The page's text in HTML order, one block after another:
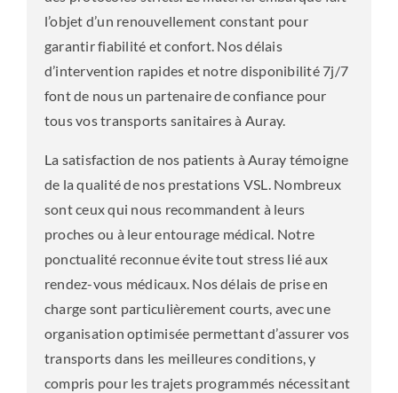
l’objet d’un renouvellement constant pour
garantir fiabilité et confort. Nos délais
d’intervention rapides et notre disponibilité 7j/7
font de nous un partenaire de confiance pour
tous vos transports sanitaires à Auray.
La satisfaction de nos patients à Auray témoigne
de la qualité de nos prestations VSL. Nombreux
sont ceux qui nous recommandent à leurs
proches ou à leur entourage médical. Notre
ponctualité reconnue évite tout stress lié aux
rendez-vous médicaux. Nos délais de prise en
charge sont particulièrement courts, avec une
organisation optimisée permettant d’assurer vos
transports dans les meilleures conditions, y
compris pour les trajets programmés nécessitant